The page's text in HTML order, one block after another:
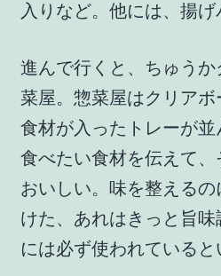
入りなど。他には、揚
進んで行くと、ちゅう
菜屋。惣菜屋はクリア
食材が入ったトレーが
食べたい食材を伝えて
おいしい。味を整える
けた、あれはきっと旨
には必ず使われていると